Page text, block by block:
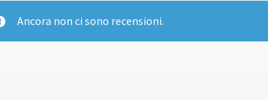
Ancora non ci sono recensioni.